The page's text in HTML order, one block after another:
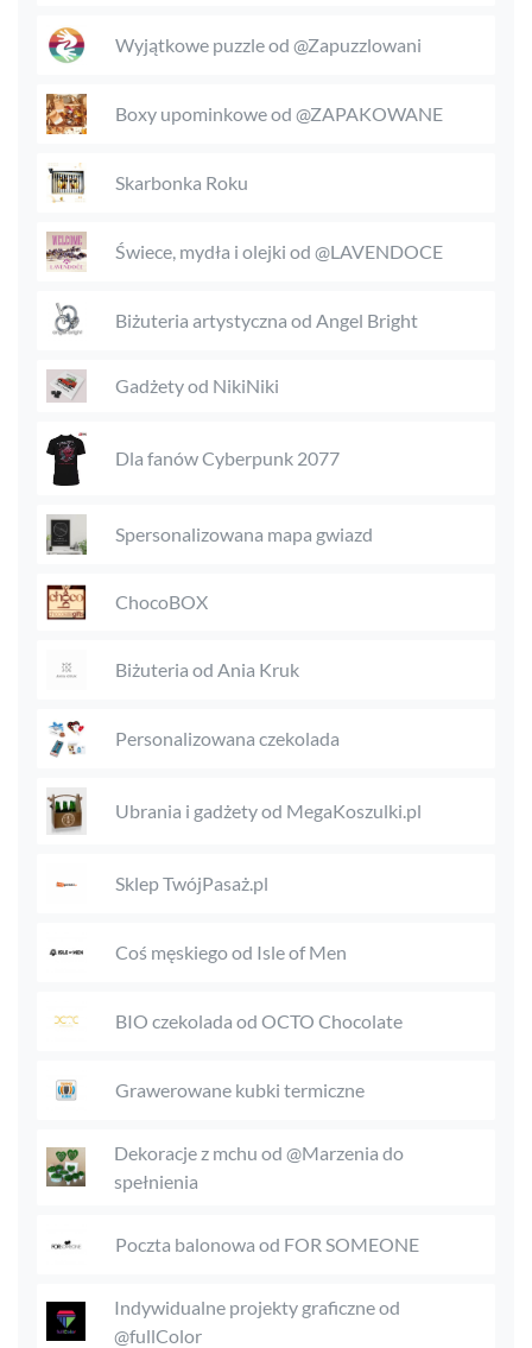
Wyjątkowe puzzle od @Zapuzzlowani
Boxy upominkowe od @ZAPAKOWANE
Skarbonka Roku
Świece, mydła i olejki od @LAVENDOCE
Biżuteria artystyczna od Angel Bright
Gadżety od NikiNiki
Dla fanów Cyberpunk 2077
Spersonalizowana mapa gwiazd
ChocoBOX
Biżuteria od Ania Kruk
Personalizowana czekolada
Ubrania i gadżety od MegaKoszulki.pl
Sklep TwójPasaż.pl
Coś męskiego od Isle of Men
BIO czekolada od OCTO Chocolate
Grawerowane kubki termiczne
Dekoracje z mchu od @Marzenia do
spełnienia
Poczta balonowa od FOR SOMEONE
Indywidualne projekty graficzne od
@fullColor